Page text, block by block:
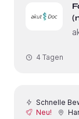
4 Tagen
Schnelle
Neu!